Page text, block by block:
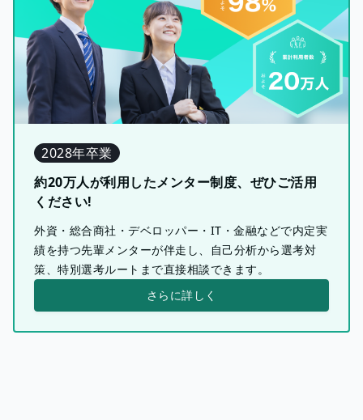
2028年卒業
約20万人が利用したメンター制度、ぜひご活用
ください!
外資・総合商社・デベロッパー・IT・金融などで内定実
績を持つ先輩メンターが伴走し、自己分析から選考対
策、特別選考ルートまで直接相談できます。
さらに詳しく